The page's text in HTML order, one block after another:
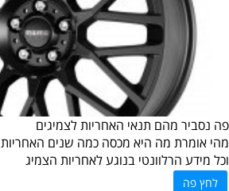
פה נסביר מהם תנאי האחריות לצמיגים
מהי אומרת מה היא מכסה כמה שנים האחריות
וכל מידע הרלוונטי בנוגע לאחריות הצמיג
לחץ פה